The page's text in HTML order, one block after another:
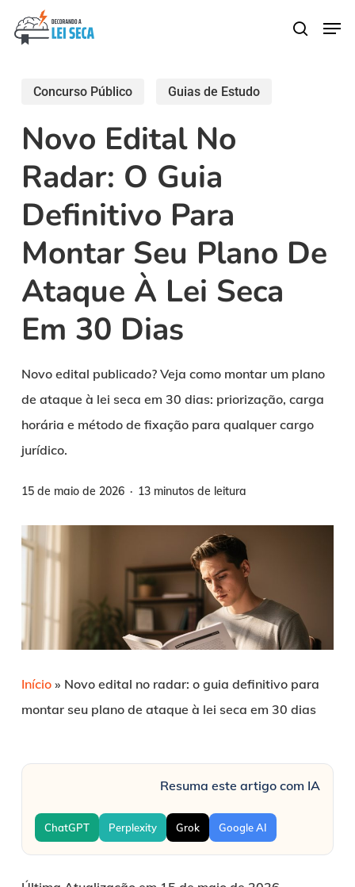
content
search
Concurso Público Guias de Estudo
Novo Edital No
Radar: O Guia
Definitivo Para
Montar Seu Plano De
Ataque À Lei Seca
Em 30 Dias
Novo edital publicado? Veja como montar um plano
de ataque à lei seca em 30 dias: priorização, carga
horária e método de fixação para qualquer cargo
jurídico.
15 de maio de 2026 13 minutos de leitura
Início» Novo edital no radar: o guia definitivo para
montar seu plano de ataque à lei seca em 30 dias
Resuma este artigo com IA
ChatGPT Perplexity Grok Google AI